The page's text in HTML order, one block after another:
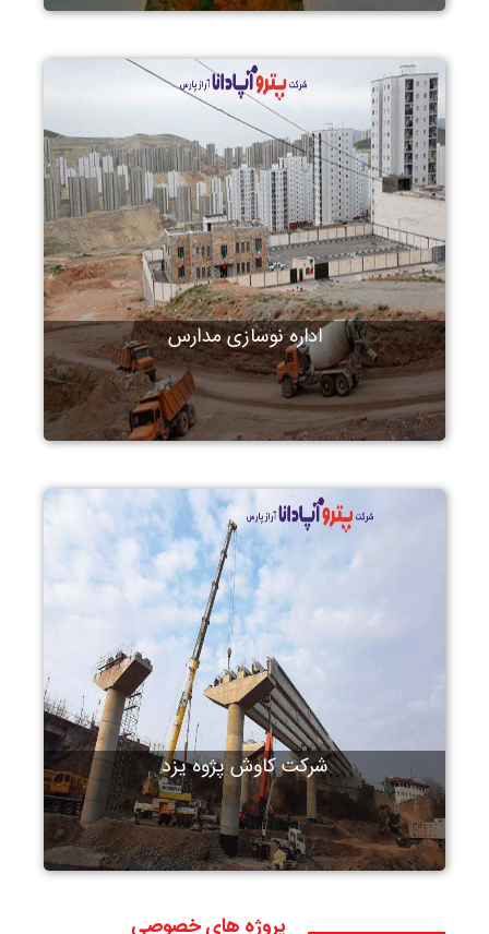
اداره نوسازی مدارس
شرکت کاوش پژوه یزد
پروژه های خصوصی